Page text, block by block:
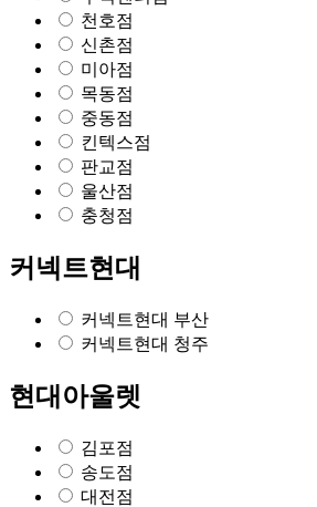
천호점
신촌점
미아점
목동점
중동점
킨텍스점
판교점
울산점
충청점
커넥트현대
커넥트현대 부산
커넥트현대 청주
현대아울렛
김포점
송도점
대전점